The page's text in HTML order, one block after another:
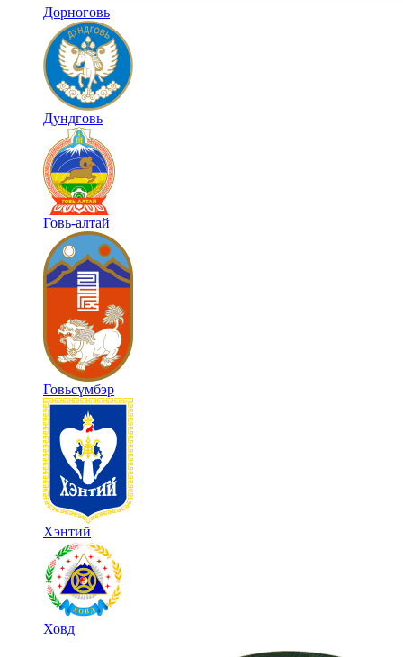
Дорноговь
Дундговь
Говь-алтай
Говьсүмбэр
Хэнтий
Ховд